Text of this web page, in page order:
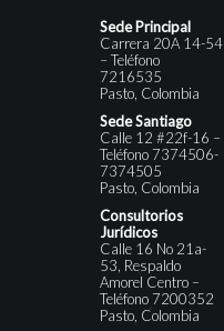
Sede Principal
Carrera 20A 14-54
– Teléfono
7216535
Pasto, Colombia
Sede Santiago
Calle 12 #22f-16 –
Teléfono 7374506-
7374505
Pasto, Colombia
Consultorios
Jurídicos
Calle 16 No 21a-
53, Respaldo
Amorel Centro –
Teléfono 7200352
Pasto, Colombia